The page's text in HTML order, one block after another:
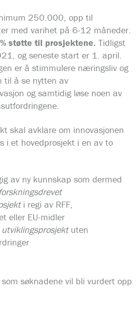
250.000, opp til
med varihet på 6-12 måneder.
støtte til prosjektene. Tidligst
og seneste start er 1. april.
er å stimmulere næringsliv og
til å se nytten av
og samtidig løse noen av
skal avklare om innovasjonen
i et hovedprosjekt i en av to
av ny kunnskap som dermed
i regi av RFF,
eller EU-midler
utviklingsprosjektuten
søknadene vil bli vurdert opp